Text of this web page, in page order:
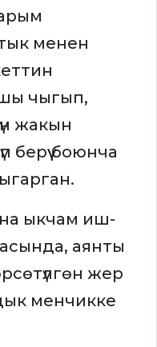
менен
чыгып,
жакын
берүү боюнча
ыкчам иш-
аянты
жер
менчикке